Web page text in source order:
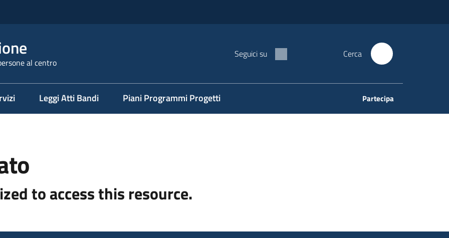
al centro
Seguici su Cerca
Leggi Atti Bandi Piani Programmi Progetti Partecipa
to access this resource.